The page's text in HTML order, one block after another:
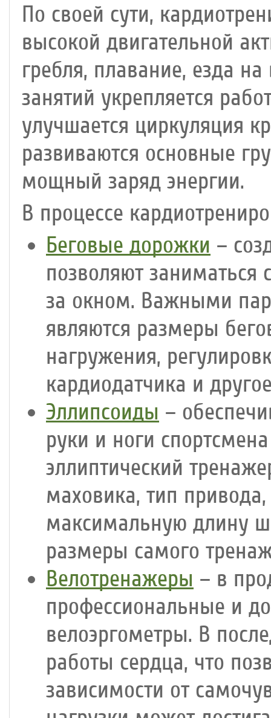
По своей сути,
высокой двигательной
гребля, плавание, езда
занятий укрепляется
улучшается циркуляция
развиваются основные
мощный заряд энергии.
В процессе
Беговые дорожки –
позволяют
за окном. Важными
являются размеры
нагружения,
кардиодатчика и
Эллипсоиды –
руки и ноги
эллиптический
маховика, тип
максимальную длину
размеры самого
Велотренажеры – в
профессиональные и
велоэргометры. В
работы сердца, что
зависимости от